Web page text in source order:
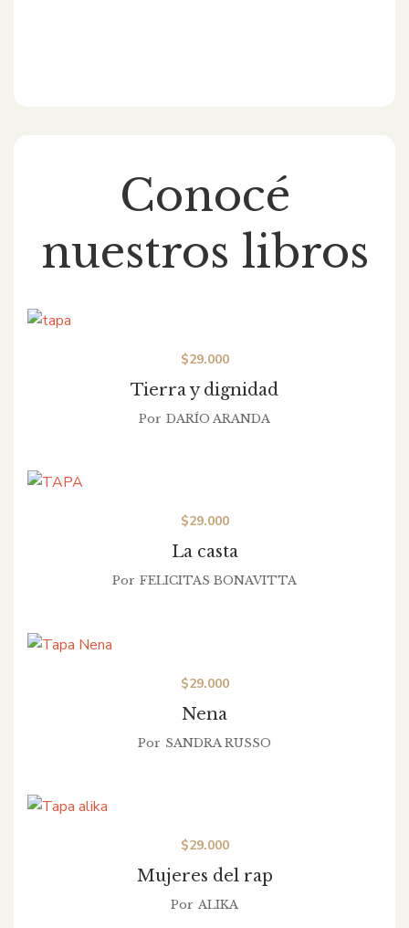
Conocé
nuestros libros
Tierra y dignidad
$29.000
Por DARÍO ARANDA
La casta
$29.000
Por FELICITAS BONAVITTA
Nena
$29.000
Por SANDRA RUSSO
Mujeres del rap
$29.000
Por ALIKA